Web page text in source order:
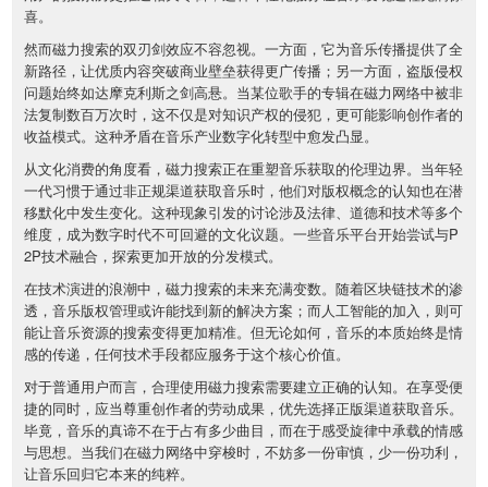
喜。
然而磁力搜索的双刃剑效应不容忽视。一方面，它为音乐传播提供了全
新路径，让优质内容突破商业壁垒获得更广传播；另一方面，盗版侵权
问题始终如达摩克利斯之剑高悬。当某位歌手的专辑在磁力网络中被非
法复制数百万次时，这不仅是对知识产权的侵犯，更可能影响创作者的
收益模式。这种矛盾在音乐产业数字化转型中愈发凸显。
从文化消费的角度看，磁力搜索正在重塑音乐获取的伦理边界。当年轻
一代习惯于通过非正规渠道获取音乐时，他们对版权概念的认知也在潜
移默化中发生变化。这种现象引发的讨论涉及法律、道德和技术等多个
维度，成为数字时代不可回避的文化议题。一些音乐平台开始尝试与P
2P技术融合，探索更加开放的分发模式。
在技术演进的浪潮中，磁力搜索的未来充满变数。随着区块链技术的渗
透，音乐版权管理或许能找到新的解决方案；而人工智能的加入，则可
能让音乐资源的搜索变得更加精准。但无论如何，音乐的本质始终是情
感的传递，任何技术手段都应服务于这个核心价值。
对于普通用户而言，合理使用磁力搜索需要建立正确的认知。在享受便
捷的同时，应当尊重创作者的劳动成果，优先选择正版渠道获取音乐。
毕竟，音乐的真谛不在于占有多少曲目，而在于感受旋律中承载的情感
与思想。当我们在磁力网络中穿梭时，不妨多一份审慎，少一份功利，
让音乐回归它本来的纯粹。